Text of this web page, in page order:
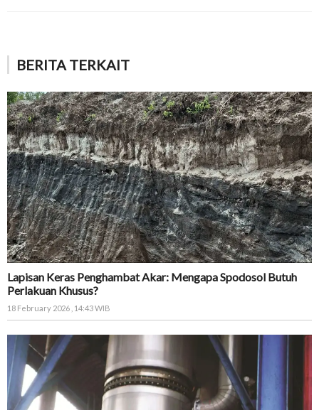
BERITA TERKAIT
Lapisan Keras Penghambat Akar: Mengapa Spodosol Butuh
Perlakuan Khusus?
18 February 2026 , 14:43 WIB